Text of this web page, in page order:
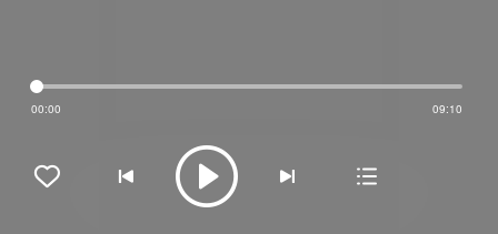
00:00 09:10
    